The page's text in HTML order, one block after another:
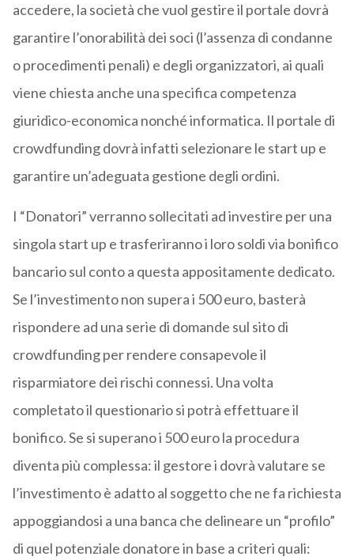
accedere, la società che vuol gestire il portale dovrà
garantire l’onorabilità dei soci (l’assenza di condanne
o procedimenti penali) e degli organizzatori, ai quali
viene chiesta anche una specifica competenza
giuridico-economica nonché informatica. Il portale di
crowdfunding dovrà infatti selezionare le start up e
garantire un’adeguata gestione degli ordini.
I “Donatori” verranno sollecitati ad investire per una
singola start up e trasferiranno i loro soldi via bonifico
bancario sul conto a questa appositamente dedicato.
Se l’investimento non supera i 500 euro, basterà
rispondere ad una serie di domande sul sito di
crowdfunding per rendere consapevole il
risparmiatore dei rischi connessi. Una volta
completato il questionario si potrà effettuare il
bonifico. Se si superano i 500 euro la procedura
diventa più complessa: il gestore i dovrà valutare se
l’investimento è adatto al soggetto che ne fa richiesta
appoggiandosi a una banca che delineare un “profilo”
di quel potenziale donatore in base a criteri quali: